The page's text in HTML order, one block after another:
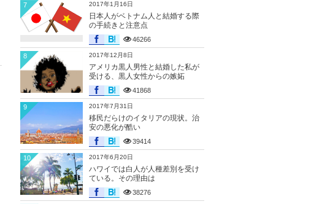
2017年1月16日
日本人がベトナム人と結婚する際
の手続きと注意点
46266
7
2017年12月8日
アメリカ黒人男性と結婚した私が
受ける、黒人女性からの嫉妬
41868
8
2017年7月31日
移民だらけのイタリアの現状。治
安の悪化が酷い
39414
9
2017年6月20日
ハワイでは白人が人種差別を受け
ている。その理由は
38276
10